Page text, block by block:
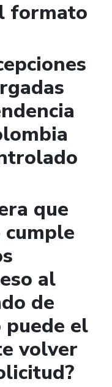
formato
que
al
de
puede el
volver